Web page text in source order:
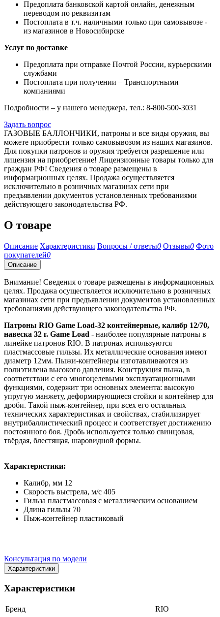
Предоплата банковской картой онлайн, денежным
переводом по реквизитам
Постоплата в т.ч. наличными только при самовывозе -
из магазинов в Новосибирске
Услуг по доставке
Предоплата при отправке Почтой России, курьерскими
службами
Постоплата при получении – Транспортными
компаниями
Подробности – у нашего менеджера, тел.: 8-800-500-3031
Задать вопрос
ГАЗОВЫЕ БАЛЛОНЧИКИ, патроны и все виды оружия, вы
можете приобрести только самовывозом из наших магазинов.
Для покупки патронов и оружия требуется разрешение или
лицензия на приобретение! Лицензионные товары только для
граждан РФ! Сведения о товаре размещены в
информационных целях. Продажа осуществляется
исключительно в розничных магазинах сети при
предъявлении документов установленных требованиями
действующего законодательства РФ.
О товаре
Описание Характеристики Вопросы / ответы0 Отзывы0 Фото
покупателей0
Описание
Внимание! Сведения о товаре размещены в информационных
целях. Продажа осуществляется исключительно в розничных
магазинах сети при предъявлении документов установленных
требованиями действующего законодательства РФ.
Патроны RIO Game Load-32 контейнерные, калибр 12/70,
навеска 32 г. Game Load - наиболее популярные патроны в
линейке патронов RIO. В патронах используются
пластмассовые гильзы. Их металлические основания имеют
диаметр 12мм. Пыжи-контейнеры изготавливаются из
полиэтилена высокого давления. Конструкция пыжа, в
соответствии с его многоцелевыми эксплуатационными
функциями, содержит три основных элемента: высокую
упругую манжету, деформирующиеся стойки и контейнер для
дроби. Такой пыж-контейнер, при всех его остальных
технических характеристиках и свойствах, стабилизирует
внутрибаллистический процесс и соответствует достижению
постоянного боя. Дробь используется только свинцовая,
твёрдая, блестящая, шаровидной формы.
Характеристики:
Калибр, мм 12
Скорость выстрела, м/с 405
Гильза пластмассовая с металлическим основанием
Длина гильзы 70
Пыж-контейнер пластиковый
Консультация по модели
Характеристики
Характеристики
Бренд
RIO